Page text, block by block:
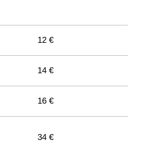
12 €
14 €
16 €
34 €